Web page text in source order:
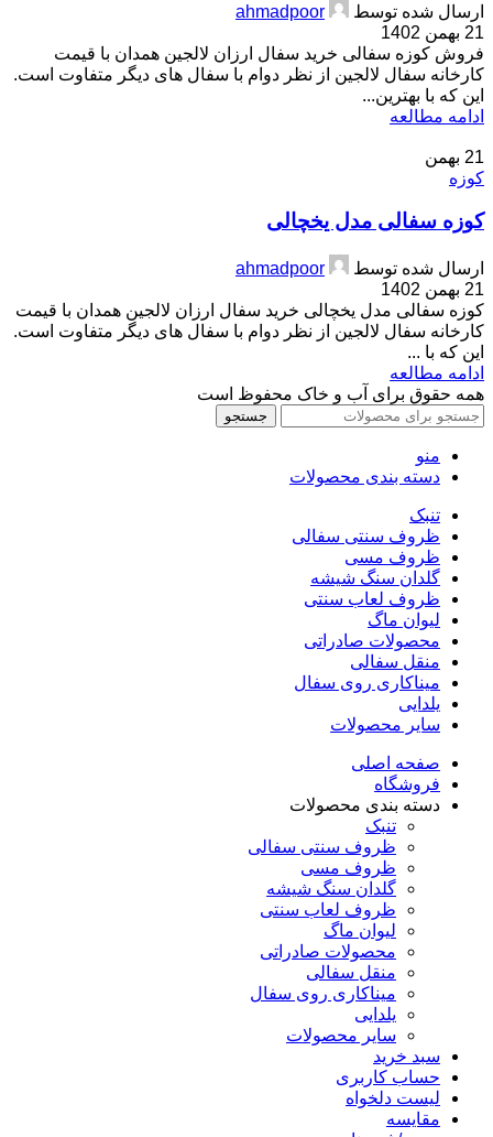
ارسال شده توسط
ahmadpoor
21 بهمن 1402
فروش کوزه سفالی خرید سفال ارزان لالجین همدان با قیمت
کارخانه سفال لالجین از نظر دوام با سفال های دیگر متفاوت است.
این که با بهترین...
ادامه مطالعه
21 بهمن
کوزه
کوزه سفالی مدل یخچالی
ارسال شده توسط
ahmadpoor
21 بهمن 1402
کوزه سفالی مدل یخچالی خرید سفال ارزان لالجین همدان با قیمت
کارخانه سفال لالجین از نظر دوام با سفال های دیگر متفاوت است.
این که با ...
ادامه مطالعه
همه حقوق برای آب و خاک محفوظ است
جستجو
منو
دسته بندی محصولات
تنبک
ظروف سنتی سفالی
ظروف مسی
گلدان سنگ شیشه
ظروف لعاب سنتی
لیوان ماگ
محصولات صادراتی
منقل سفالی
میناکاری روی سفال
یلدایی
سایر محصولات
صفحه اصلی
فروشگاه
دسته بندی محصولات
تنبک
ظروف سنتی سفالی
ظروف مسی
گلدان سنگ شیشه
ظروف لعاب سنتی
لیوان ماگ
محصولات صادراتی
منقل سفالی
میناکاری روی سفال
یلدایی
سایر محصولات
سبد خرید
حساب کاربری
لیست دلخواه
مقایسه